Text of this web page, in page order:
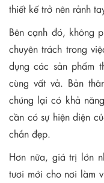
thiết kế trở nên rảnh
Bên cạnh đó, không
chuyên trách trong
dụng các sản phẩm
cùng vất vả. Bản
chúng lại có khả
cần có sự hiện diện
chắn đẹp.
Hơn nữa, giá trị lớn
tươi mới cho nơi làm